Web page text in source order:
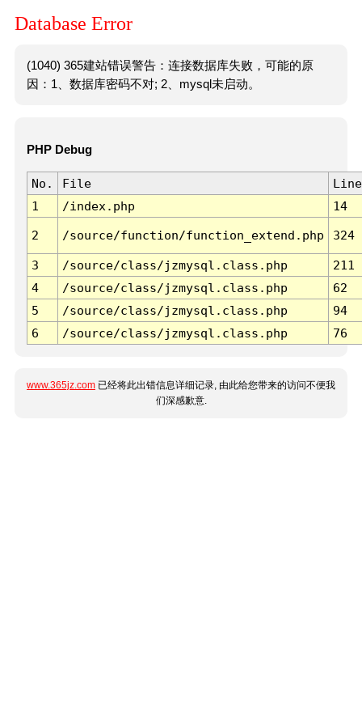
Database Error
(1040) 365建站错误警告：连接数据库失败，可能的原
因：1、数据库密码不对; 2、mysql未启动。
PHP Debug
No. File
Line
1
/index.php 14
2 /source/function/function_extend.php 324
3 /source/class/jzmysql.class.php
211
4
/source/class/jzmysql.class.php
62
5
/source/class/jzmysql.class.php
94
6
/source/class/jzmysql.class.php 76
www.365jz.com 已经将此出错信息详细记录, 由此给您带来的访问不便我
们深感歉意.